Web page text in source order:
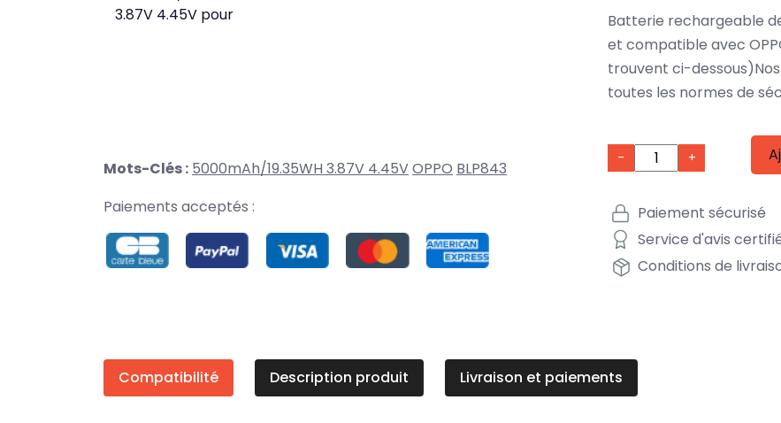
Mots-Clés : 5000mAh/19.35WH 3.87V 4.45VOPPO BLP843
Paiements acceptés :
Batterie rechargeable
et compatible avec
trouvent ci-
toutes les normes de
- +
Paiement sécurisé
Service d'avis
Conditions de
Compatibilité Description produit Livraison et paiements